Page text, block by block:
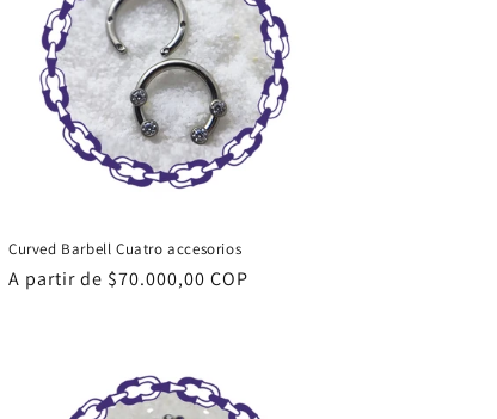
Curved Barbell Cuatro accesorios
Precio
A partir de $70.000,00 COP